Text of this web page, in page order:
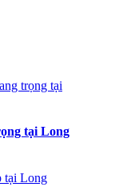
tại Long